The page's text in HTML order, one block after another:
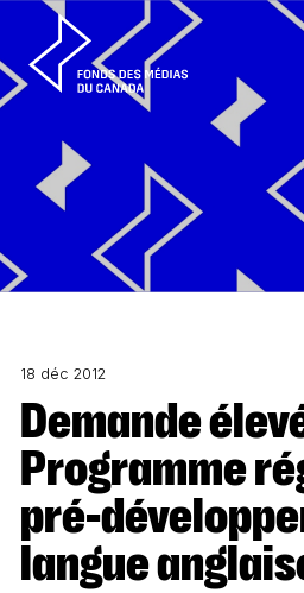
Aller au contenu
18 déc 2012
Demande élevée pour le
Programme
pré-
langue